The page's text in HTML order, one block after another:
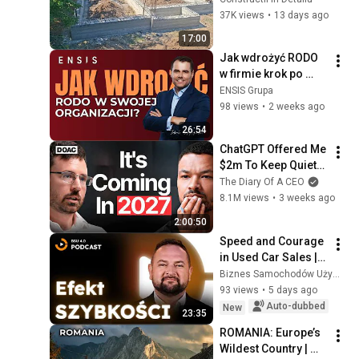
17:00
37K views • 13 days ago
26:54
Jak wdrożyć RODO
w firmie krok po
kroku - audyt,
systemy,
ENSIS Grupa
98 views • 2 weeks ago
2:00:50
ChatGPT Offered Me
$2m To Keep Quiet:
No One Is Ready For
What's Coming!
The Diary Of A CEO
8.1M views • 3 weeks ago
23:35
Speed and Courage
in Used Car Sales |
BSU 4.0 Podcast #5
| Hubert Heleniak
Biznes Samochodów Używanych 4.0
93 views • 5 days ago
New
Auto-dubbed
ROMANIA: Europe’s
Wildest Country |